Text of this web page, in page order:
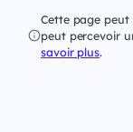
Cette page peut
peut percevoir
savoir plus.